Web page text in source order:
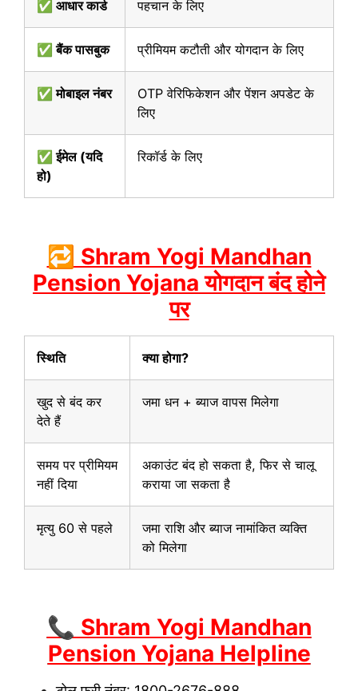
✅ आधार कार्ड पहचान के लिए
✅ बैंक पासबुक प्रीमियम कटौती और योगदान के लिए
✅ मोबाइल नंबर
OTP वेरिफिकेशन और पेंशन अपडेट के
लिए
✅ ईमेल (यदि
हो)
रिकॉर्ड के लिए
🔁 Shram Yogi Mandhan
Pension Yojana योगदान बंद होने
पर
स्थिति क्या होगा?
खुद से बंद कर
देते हैं
जमा धन + ब्याज वापस मिलेगा
समय पर प्रीमियम
नहीं दिया
अकाउंट बंद हो सकता है, फिर से चालू
कराया जा सकता है
मृत्यु 60 से पहले
जमा राशि और ब्याज नामांकित व्यक्ति
को मिलेगा
📞 Shram Yogi Mandhan
Pension Yojana Helpline